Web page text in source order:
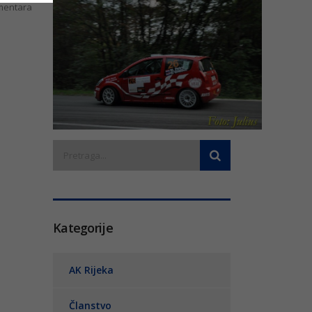
Kategorije
AK Rijeka
Članstvo